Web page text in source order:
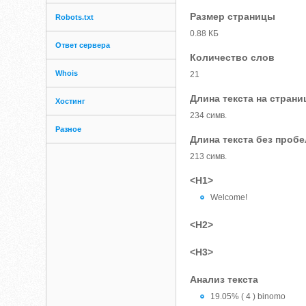
Robots.txt
Ответ сервера
Whois
Хостинг
Разное
Размер страницы
0.88 КБ
Количество слов
21
Длина текста на
234 симв.
Длина текста без
213 симв.
<H1>
Welcome!
<H2>
<H3>
Анализ текста
19.05% ( 4 ) binomo